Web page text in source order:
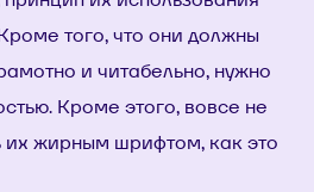
того, что они должны
и читабельно, нужно
Кроме этого, вовсе не
их жирным шрифтом, как это